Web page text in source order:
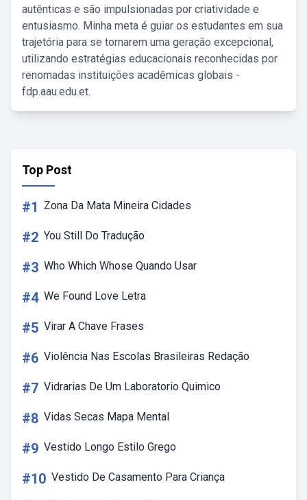
autênticas e são impulsionadas por criatividade e
entusiasmo. Minha meta é guiar os estudantes em sua
trajetória para se tornarem uma geração excepcional,
utilizando estratégias educacionais reconhecidas por
renomadas instituições acadêmicas globais -
fdp.aau.edu.et.
Top Post
#1 Zona Da Mata Mineira Cidades
#2 You Still Do Tradução
#3 Who Which Whose Quando Usar
#4 We Found Love Letra
#5 Virar A Chave Frases
#6 Violência Nas Escolas Brasileiras Redação
#7 Vidrarias De Um Laboratorio Quimico
#8 Vidas Secas Mapa Mental
#9 Vestido Longo Estilo Grego
#10 Vestido De Casamento Para Criança